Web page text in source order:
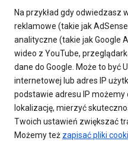
Na przykład gdy odwiedzasz
reklamowe (takie jak
analityczne (takie jak Google
wideo z YouTube,
dane do Google. Może to być
internetowej lub adres IP
podstawie adresu IP możemy
lokalizację, mierzyć
Twoich ustawień zwiększać
Możemy też zapisać pliki